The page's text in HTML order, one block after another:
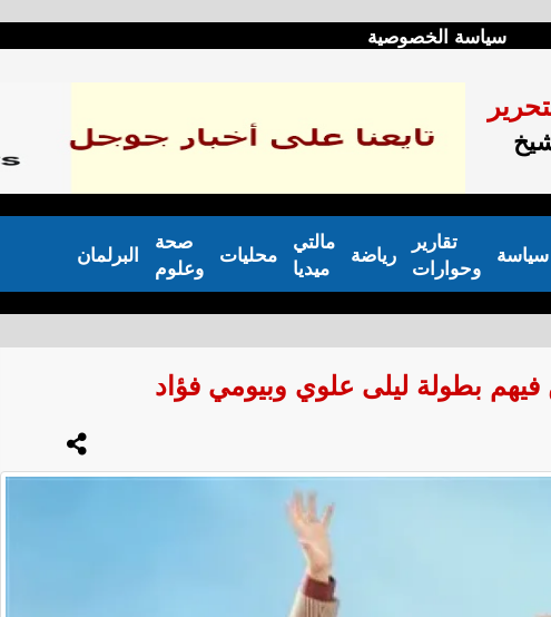
سياسة الخصوصية
البرلمان
صحة
وعلوم
محليات
مالتي
ميديا
رياضة
تقارير
وحوارات
سياسة
بطولة ليلى علوي وبيومي فؤاد